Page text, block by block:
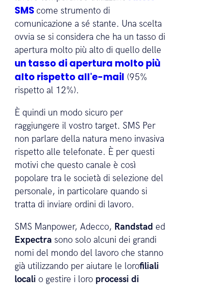
temporaneo?
Come molte aziende, le agenzie di
lavoro temporaneo utilizzanol'invio
SMScome strumento di
comunicazione a sé stante. Una scelta
ovvia se si considera che ha un tasso di
un tasso di apertura molto più
alto rispetto all'e-mail (95%
rispetto al 12%).
È quindi un modo sicuro per
raggiungere il vostro target. SMS Per
non parlare della natura meno invasiva
rispetto alle telefonate. È per questi
popolare tra le società di selezione del
personale, in particolare quando si
tratta di inviare ordini di lavoro.
SMS Manpower, Adecco,Randstad